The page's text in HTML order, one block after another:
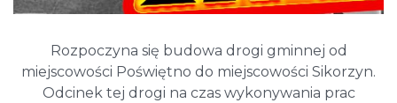
Rozpoczyna się budowa drogi gminnej od
miejscowości Poświętno do miejscowości Sikorzyn.
Odcinek tej drogi na czas wykonywania prac